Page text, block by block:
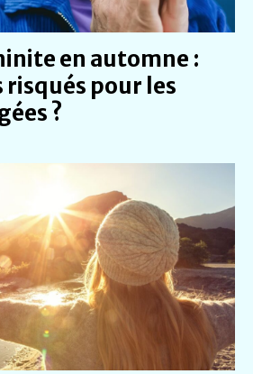
en automne :
pour les
?